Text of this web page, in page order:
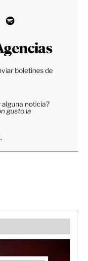
boletines de
noticia?
gusto la